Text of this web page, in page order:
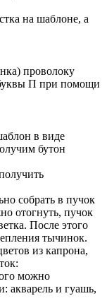
на шаблоне, а
проволоку
П при помощи
в виде
бутон
собрать в пучок
отогнуть, пучок
После этого
тычинок.
из капрона,
можно
акварель и гуашь,